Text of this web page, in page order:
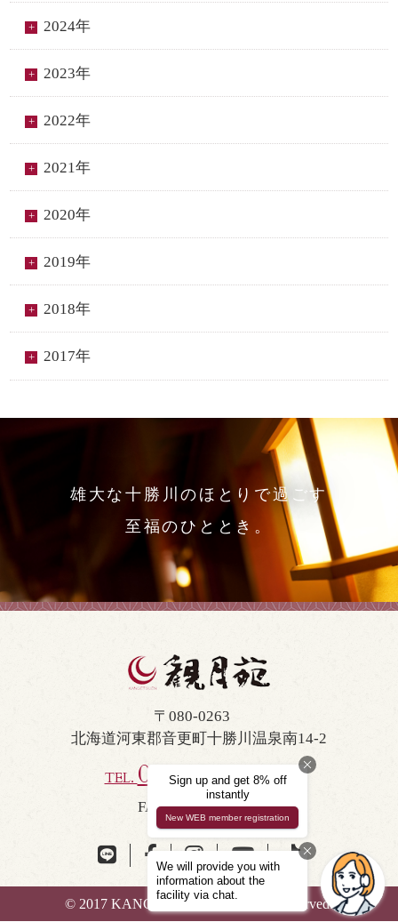
2024年
2023年
2022年
2021年
2020年
2019年
2018年
2017年
雄大な十勝川のほとりで過ごす
至福のひととき。
〒080-0263
北海道河東郡音更町十勝川温泉南14-2
TEL. 0155-46-2001
FAX 0155-46-2333
© 2017 KANGETSUEN. All Rights Reserved.